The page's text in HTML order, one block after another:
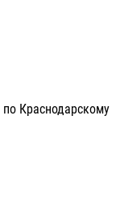
Краснодарскому